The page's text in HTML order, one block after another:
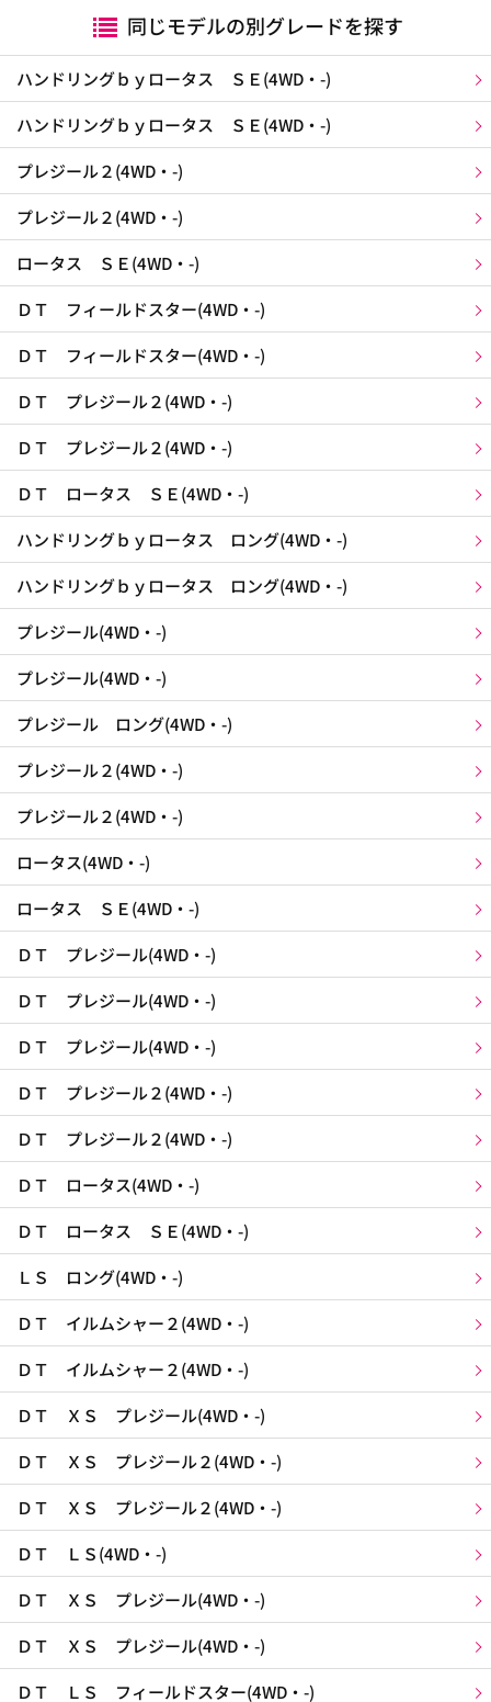
同じモデルの別グレードを探す
ハンドリングｂｙロータス ＳＥ(4WD・-)
ハンドリングｂｙロータス ＳＥ(4WD・-)
プレジール２(4WD・-)
プレジール２(4WD・-)
ロータス ＳＥ(4WD・-)
ＤＴ フィールドスター(4WD・-)
ＤＴ フィールドスター(4WD・-)
ＤＴ プレジール２(4WD・-)
ＤＴ プレジール２(4WD・-)
ＤＴ ロータス ＳＥ(4WD・-)
ハンドリングｂｙロータス ロング(4WD・-)
ハンドリングｂｙロータス ロング(4WD・-)
プレジール(4WD・-)
プレジール(4WD・-)
プレジール ロング(4WD・-)
プレジール２(4WD・-)
プレジール２(4WD・-)
ロータス(4WD・-)
ロータス ＳＥ(4WD・-)
ＤＴ プレジール(4WD・-)
ＤＴ プレジール(4WD・-)
ＤＴ プレジール(4WD・-)
ＤＴ プレジール２(4WD・-)
ＤＴ プレジール２(4WD・-)
ＤＴ ロータス(4WD・-)
ＤＴ ロータス ＳＥ(4WD・-)
ＬＳ ロング(4WD・-)
ＤＴ イルムシャー２(4WD・-)
ＤＴ イルムシャー２(4WD・-)
ＤＴ ＸＳ プレジール(4WD・-)
ＤＴ ＸＳ プレジール２(4WD・-)
ＤＴ ＸＳ プレジール２(4WD・-)
ＤＴ ＬＳ(4WD・-)
ＤＴ ＸＳ プレジール(4WD・-)
ＤＴ ＸＳ プレジール(4WD・-)
ＤＴ ＬＳ フィールドスター(4WD・-)